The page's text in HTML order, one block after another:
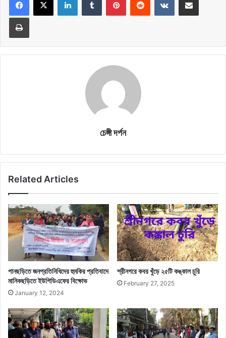
Print
চেঙ্গী দর্পন
Related Articles
পানছড়িতে জনপ্রতিনিধিদের হুমকির প্রতিবাদে
মানিকছড়িতে ইউপিডিএফের বিক্ষোভ
January 12, 2024
শ্রীনগরে কবর খুঁড়ে ২৫টি কঙ্কাল চুরি
February 27, 2025